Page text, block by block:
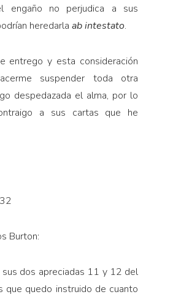
engaño no perjudica a sus
heredarla ab intestato.
entrego y esta consideración
suspender toda otra
despedazada el alma, por lo
a sus cartas que he
Burton:
sus dos apreciadas 11 y 12 del
que quedo instruido de cuanto